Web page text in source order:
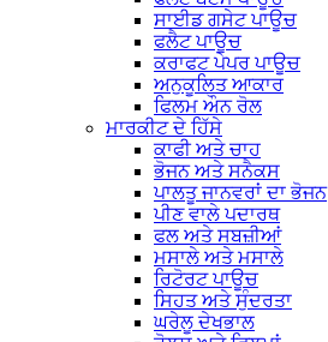
ਸਾਈਡ ਗਸੇਟ ਪਾਊਚ
ਫਲੈਟ ਪਾਊਚ
ਕਰਾਫਟ ਪੇਪਰ ਪਾਊਚ
ਅਨੁਕੂਲਿਤ ਆਕਾਰ
ਫਿਲਮ ਔਨ ਰੋਲ
ਮਾਰਕੀਟ ਦੇ ਹਿੱਸੇ
ਕਾਫੀ ਅਤੇ ਚਾਹ
ਭੋਜਨ ਅਤੇ ਸਨੈਕਸ
ਪਾਲਤੂ ਜਾਨਵਰਾਂ ਦਾ ਭੋਜਨ
ਪੀਣ ਵਾਲੇ ਪਦਾਰਥ
ਫਲ ਅਤੇ ਸਬਜ਼ੀਆਂ
ਮਸਾਲੇ ਅਤੇ ਮਸਾਲੇ
ਰਿਟੋਰਟ ਪਾਊਚ
ਸਿਹਤ ਅਤੇ ਸੁੰਦਰਤਾ
ਘਰੇਲੂ ਦੇਖਭਾਲ